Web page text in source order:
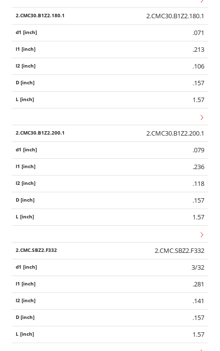
2.CMC30.B1Z2.180.1
.071
.213
.106
.157
1.57
2.CMC30.B1Z2.200.1
.079
.236
.118
.157
1.57
2.CMC.SBZ2.F332
3/32
.281
.141
.157
1.57